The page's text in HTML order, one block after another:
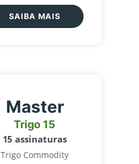
SAIBA MAIS
Master
Trigo 15
15 assinaturas
Trigo Commodity